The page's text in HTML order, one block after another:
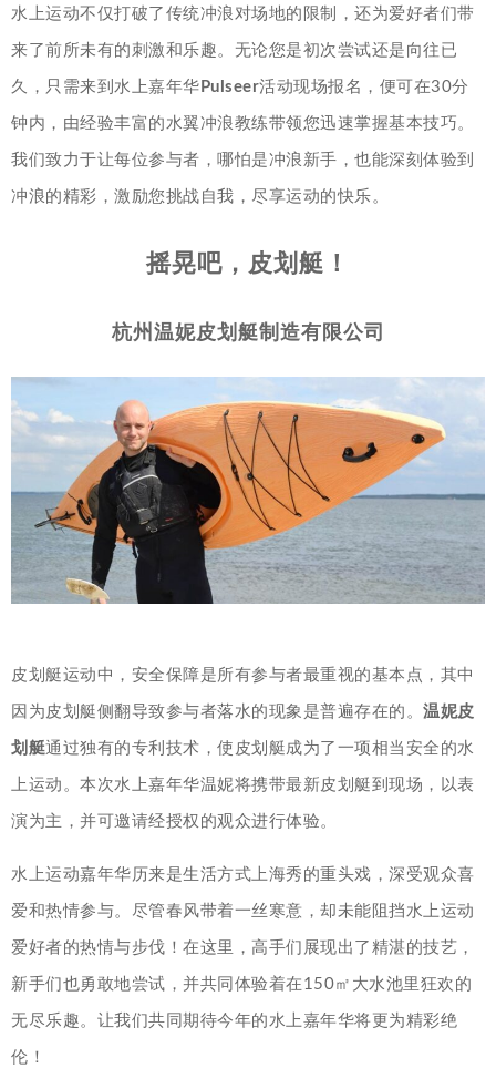
水上运动不仅打破了传统冲浪对场地的限制，还为爱好者们带
来了前所未有的刺激和乐趣。无论您是初次尝试还是向往已
久，只需来到水上嘉年华 Pulseer活动现场报名，便可在30分
钟内，由经验丰富的水翼冲浪教练带领您迅速掌握基本技巧。
我们致力于让每位参与者，哪怕是冲浪新手，也能深刻体验到
冲浪的精彩，激励您挑战自我，尽享运动的快乐。
摇晃吧，皮划艇！
杭州温妮皮划艇制造有限公司
皮划艇运动中，安全保障是所有参与者最重视的基本点，其中
因为皮划艇侧翻导致参与者落水的现象是普遍存在的。 温妮皮
划艇通过独有的专利技术，使皮划艇成为了一项相当安全的水
上运动。本次水上嘉年华温妮将携带最新皮划艇到现场，以表
演为主，并可邀请经授权的观众进行体验。
水上运动嘉年华历来是生活方式上海秀的重头戏，深受观众喜
爱和热情参与。尽管春风带着一丝寒意，却未能阻挡水上运动
爱好者的热情与步伐！在这里，高手们展现出了精湛的技艺，
新手们也勇敢地尝试，并共同体验着在150㎡大水池里狂欢的
无尽乐趣。让我们共同期待今年的水上嘉年华将更为精彩绝
伦！